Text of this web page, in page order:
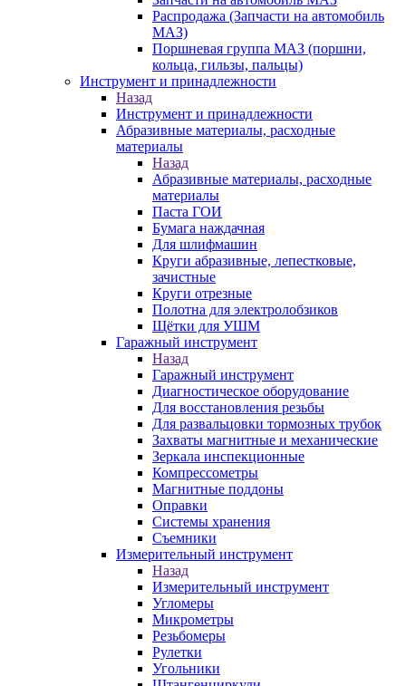
Распродажа (Запчасти на автомобиль
МАЗ)
Поршневая группа МАЗ (поршни,
кольца, гильзы, пальцы)
Инструмент и принадлежности
Назад
Инструмент и принадлежности
Абразивные материалы, расходные
материалы
Назад
Абразивные материалы, расходные
материалы
Паста ГОИ
Бумага наждачная
Для шлифмашин
Круги абразивные, лепестковые,
зачистные
Круги отрезные
Полотна для электролобзиков
Щётки для УШМ
Гаражный инструмент
Назад
Гаражный инструмент
Диагностическое оборудование
Для восстановления резьбы
Для развальцовки тормозных трубок
Захваты магнитные и механические
Зеркала инспекционные
Компрессометры
Магнитные поддоны
Оправки
Системы хранения
Съемники
Измерительный инструмент
Назад
Измерительный инструмент
Угломеры
Микрометры
Резьбомеры
Рулетки
Угольники